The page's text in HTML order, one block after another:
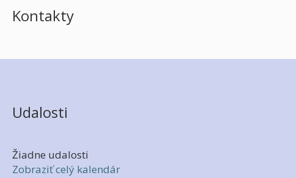
Kontakty
Udalosti
Žiadne udalosti
Zobraziť celý kalendár